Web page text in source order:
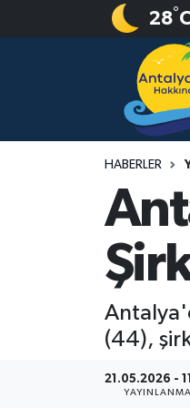
28°
Antalya'da boğulan iki
HABERLER
(44),
21.05.2026 -
YAYINLANMA
Magazin
Ekonomi
Antalya Nöbetçi
Antalya Hava
Antalya Namaz
Antalya Trafik
Süper Lig Puan
Tüm Manşetler
Son Dakika
Haber Arşivi